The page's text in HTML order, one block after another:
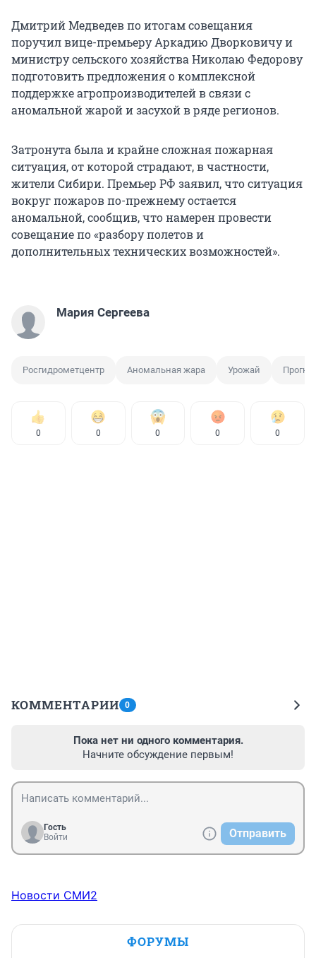
Дмитрий Медведев по итогам совещания
поручил вице-премьеру Аркадию Дворковичу и
министру сельского хозяйства Николаю Федорову
подготовить предложения о комплексной
поддержке агропроизводителей в связи с
аномальной жарой и засухой в ряде регионов.
Затронута была и крайне сложная пожарная
ситуация, от которой страдают, в частности,
жители Сибири. Премьер РФ заявил, что ситуация
вокруг пожаров по-прежнему остается
аномальной, сообщив, что намерен провести
совещание по «разбору полетов и
дополнительных технических возможностей».
Мария Сергеева
Росгидрометцентр Аномальная жара Урожай
0 0 0 0 0
КОММЕНТАРИИ 0
Пока нет ни одного комментария.
Начните обсуждение первым!
Гость
Войти
Отправить
Новости СМИ2
ФОРУМЫ